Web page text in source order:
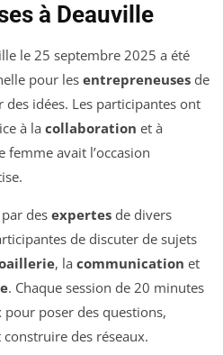
à Deauville
le 25 septembre 2025 a été
pour les entrepreneuses de
des idées. Les participantes ont
à la collaboration et à
femme avait l’occasion
des expertes de divers
de discuter de sujets
, la communication et
. Chaque session de 20 minutes
poser des questions,
des réseaux.